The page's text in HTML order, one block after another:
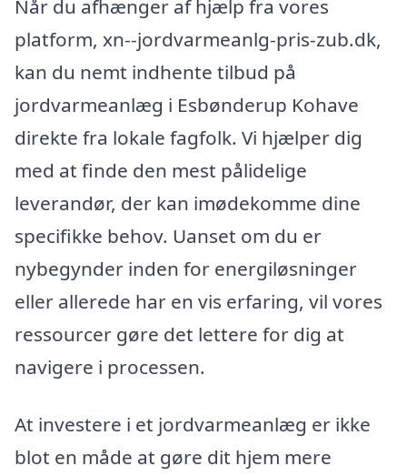
Når du afhænger af hjælp fra vores
platform, xn--jordvarmeanlg-pris-zub.dk,
kan du nemt indhente tilbud på
jordvarmeanlæg i Esbønderup Kohave
direkte fra lokale fagfolk. Vi hjælper dig
med at finde den mest pålidelige
leverandør, der kan imødekomme dine
specifikke behov. Uanset om du er
nybegynder inden for energiløsninger
eller allerede har en vis erfaring, vil vores
ressourcer gøre det lettere for dig at
navigere i processen.
At investere i et jordvarmeanlæg er ikke
blot en måde at gøre dit hjem mere